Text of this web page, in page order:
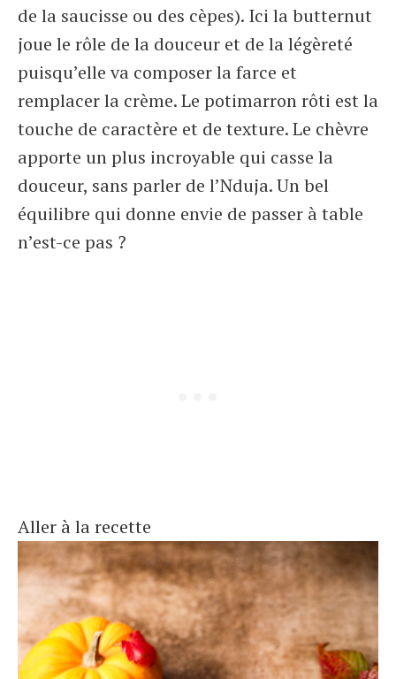
de la saucisse ou des cèpes). Ici la butternut
joue le rôle de la douceur et de la légèreté
puisqu’elle va composer la farce et
remplacer la crème. Le potimarron rôti est la
touche de caractère et de texture. Le chèvre
apporte un plus incroyable qui casse la
douceur, sans parler de l’Nduja. Un bel
équilibre qui donne envie de passer à table
n’est-ce pas ?
Aller à la recette